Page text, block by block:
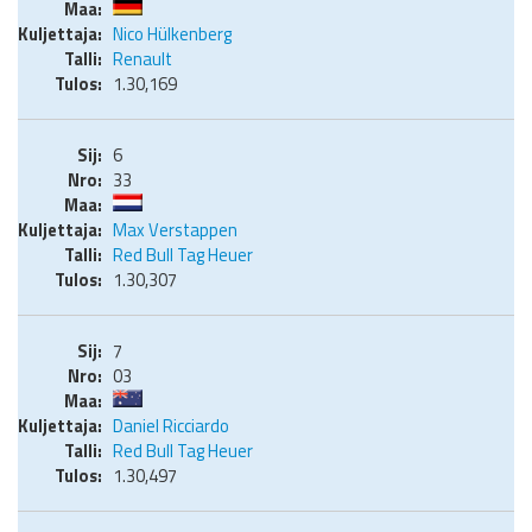
Nico Hülkenberg
Renault
1.30,169
6
33
Max Verstappen
Red Bull Tag Heuer
1.30,307
7
03
Daniel Ricciardo
Red Bull Tag Heuer
1.30,497